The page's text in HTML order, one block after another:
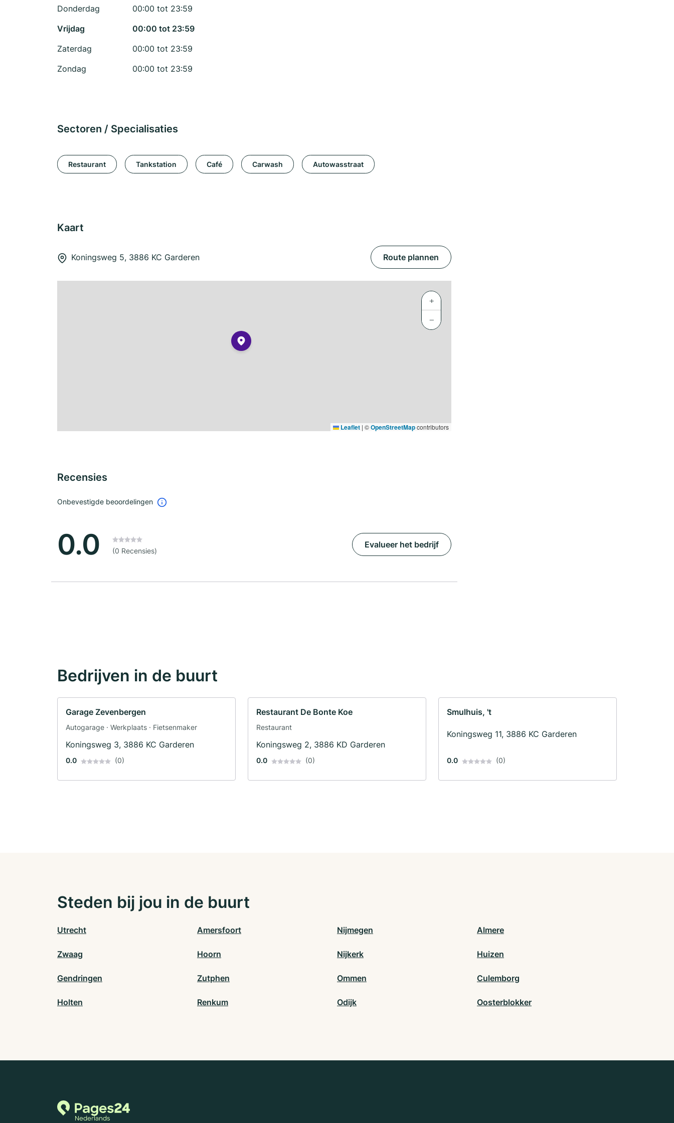
Donderdag
00:00 tot 23:59
Vrijdag
00:00 tot 23:59
Zaterdag
00:00 tot 23:59
Zondag
00:00 tot 23:59
Sectoren / Specialisaties
Restaurant Tankstation Café Carwash Autowasstraat
Kaart
Koningsweg 5, 3886 KC Garderen Route plannen
+
−
Leaflet | ©OpenStreetMapcontributors
Recensies
Onbevestigde beoordelingen
0.0 (0 Recensies)
Evalueer het bedrijf
Bedrijven in de buurt
Garage Zevenbergen
Autogarage · Werkplaats · Fietsenmaker
Koningsweg 3, 3886 KC Garderen
0.0 (0)
Restaurant De Bonte Koe
Restaurant
Koningsweg 2, 3886 KD Garderen
0.0 (0)
Smulhuis, 't
Koningsweg 11, 3886 KC Garderen
0.0 (0)
Steden bij jou in de buurt
Utrecht Amersfoort Nijmegen Almere
Zwaag Hoorn Nijkerk Huizen
Gendringen Zutphen Ommen Culemborg
Holten Renkum Odijk Oosterblokker